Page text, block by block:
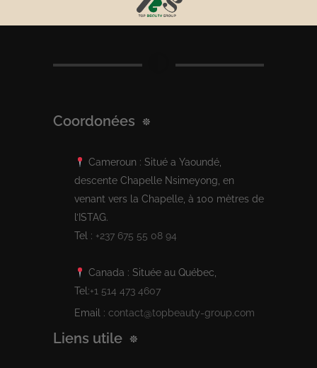
Coordonées
Cameroun : Situé a Yaoundé,
descente Chapelle Nsimeyong, en
venant vers la Chapelle, à 100 mètres de
l’ISTAG.
Tel : +237 675 55 08 94
Canada : Située au Québec,
Tel:+1 514 473 4607
Email : contact@topbeauty-group.com
Liens utile